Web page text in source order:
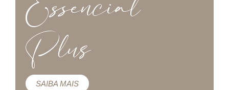
Plus
SAIBA MAIS